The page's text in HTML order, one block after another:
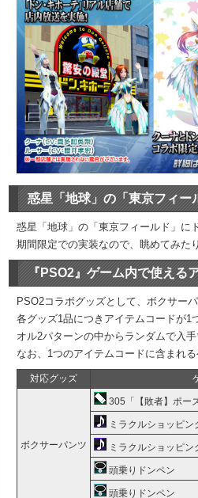
惑星「地球」の「東京フィ
惑星「地球」の「東京フィールド」に
期間限定での実装なので、眺めてみた
『PSO2』ゲーム内で使える
PSO2コラボグッズとして、ボクサー
各グッズ1品につきアイテムコードが1
オル2パターンの中からランダムで入手
なお、1つのアイテムコードに含まれ
対応グッズ
ボクサーパンツ
305「【敗者】ポーズ
ミラクルショッピン
ミラクルショッピン
頭乗りドンペン
頭乗りドンペン